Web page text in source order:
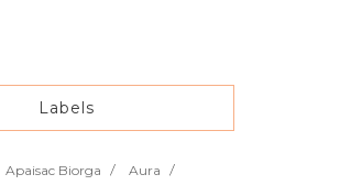
Labels
Apaisac Biorga
Aura